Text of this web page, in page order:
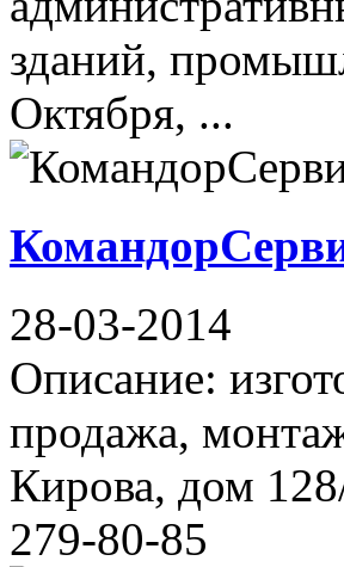
зданий,
Октября, ...
28-03-2014
Описание:
продажа,
Кирова, дом
279-80-85